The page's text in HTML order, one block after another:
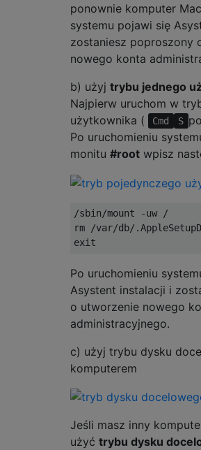
ponownie komputer
systemu pojawi się
zostaniesz poproszony
nowego konta
b) użyj trybu jednego
Najpierw uruchom w
użytkownika (
Cmd S
Po uruchomieniu
monitu #root wpisz
/sbin/mount -uw /
rm /var/db/
Po uruchomieniu
Asystent instalacji i
o utworzenie nowego
administracyjnego.
c) użyj trybu dysku
komputerem
Jeśli masz inny
użyć trybu dysku